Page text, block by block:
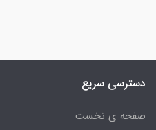
دسترسی سریع
صفحه ی نخست